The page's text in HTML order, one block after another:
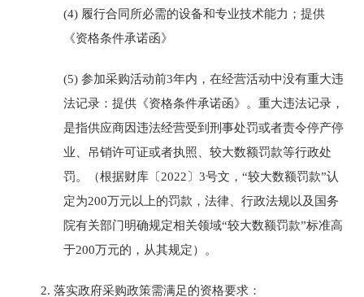
(4) 履行合同所必需的设备和专业技术能力 ；提供
《资格条件承诺函》
(5)参加采购活动前3年内，在经营活动中没有重大违
法记录 ：提供《资格条件承诺函》 。重大违法记录，
是指供应商因违法经营受到刑事处罚或者责令停产停
业、吊销许可证或者执照、较大数额罚款等行政处
罚。（根据财库〔 2022〕3号文，“较大数额罚款”认
定为200万元以上的罚款，法律、行政法规以及国务
院有关部门明确规定相关领域“较大数额罚款”标准高
于200万元的，从其规定）。
2.落实政府采购政策需满足的资格要求：